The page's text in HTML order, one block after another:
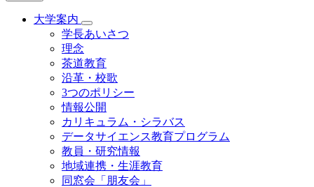
大学案内
学長あいさつ
理念
茶道教育
沿革・校歌
3つのポリシー
情報公開
カリキュラム・シラバス
データサイエンス教育プログラム
教員・研究情報
地域連携・生涯教育
同窓会「朋友会」